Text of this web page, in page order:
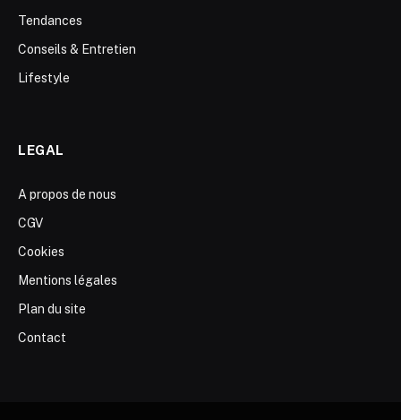
Tendances
Conseils & Entretien
Lifestyle
LEGAL
A propos de nous
CGV
Cookies
Mentions légales
Plan du site
Contact